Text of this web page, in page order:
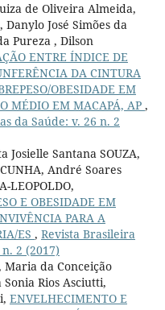
de Oliveira Almeida,
José Simões da
Pureza , Dilson
ENTRE ÍNDICE DE
DA CINTURA
OBESIDADE EM
MÉDIO EM MACAPÁ, AP ,
da Saúde: v. 26 n. 2
Josielle Santana SOUZA,
André Soares
LEOPOLDO,
E OBESIDADE EM
PARA A
ES , Revista Brasileira
2 (2017)
da Conceição
Rios Asciutti,
ENVELHECIMENTO E